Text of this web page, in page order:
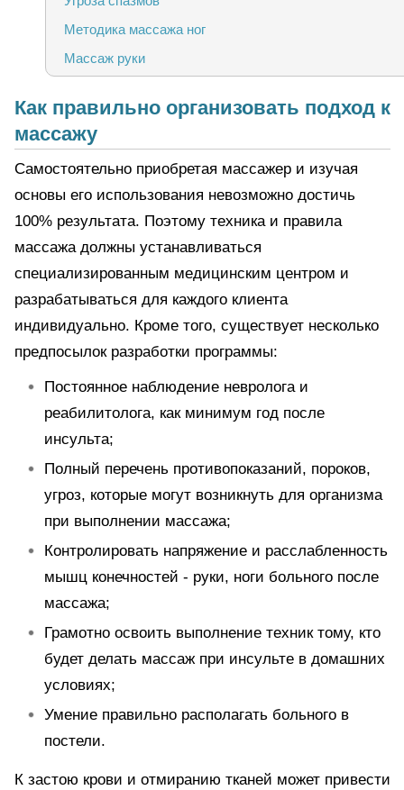
Методика массажа ног
Массаж руки
Как правильно организовать подход к
массажу
Самостоятельно приобретая массажер и изучая
основы его использования невозможно достичь
100% результата. Поэтому техника и правила
массажа должны устанавливаться
специализированным медицинским центром и
разрабатываться для каждого клиента
индивидуально. Кроме того, существует несколько
предпосылок разработки программы:
Постоянное наблюдение невролога и
реабилитолога, как минимум год после
инсульта;
Полный перечень противопоказаний, пороков,
угроз, которые могут возникнуть для организма
при выполнении массажа;
Контролировать напряжение и расслабленность
мышц конечностей - руки, ноги больного после
массажа;
Грамотно освоить выполнение техник тому, кто
будет делать массаж при инсульте в домашних
условиях;
Умение правильно располагать больного в
постели.
К застою крови и отмиранию тканей может привести